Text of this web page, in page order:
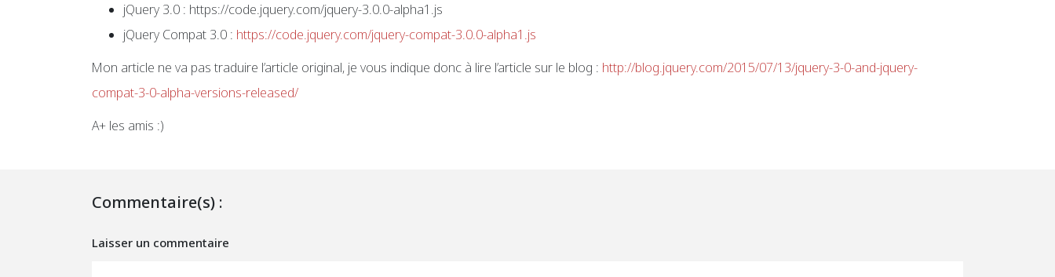
jQuery 3.0 : https://code.jquery.com/jquery-3.0.0-alpha1.js
jQuery Compat 3.0 : https://code.jquery.com/jquery-compat-3.0.0-alpha1.js
Mon article ne va pas traduire l’article original, je vous indique donc à lire l’article sur le blog : http://blog.jquery.com/2015/07/13/jquery-3-0-and-jquery-
compat-3-0-alpha-versions-released/
A+ les amis :)
Commentaire(s) :
Laisser un commentaire